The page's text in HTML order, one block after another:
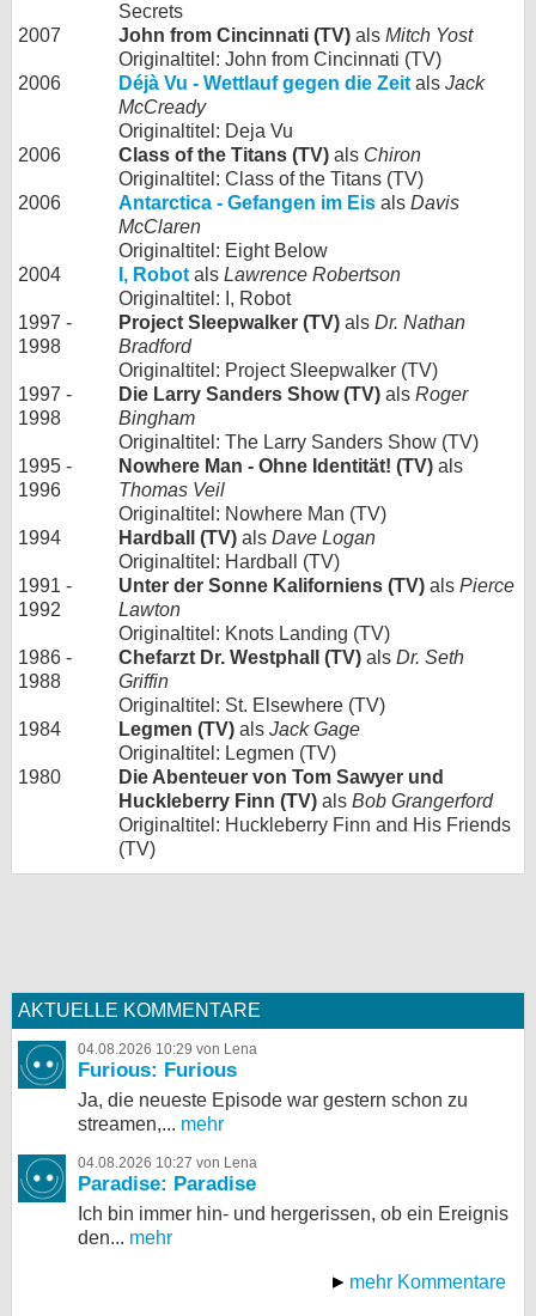
Secrets
2007
John from Cincinnati (TV) als Mitch Yost
Originaltitel: John from Cincinnati (TV)
2006
Déjà Vu - Wettlauf gegen die Zeit als Jack
McCready
Originaltitel: Deja Vu
2006
Class of the Titans (TV) als Chiron
Originaltitel: Class of the Titans (TV)
2006
Antarctica - Gefangen im Eis als Davis
McClaren
Originaltitel: Eight Below
2004
I, Robot als Lawrence Robertson
Originaltitel: I, Robot
1997 -
1998
Project Sleepwalker (TV) als Dr. Nathan
Bradford
Originaltitel: Project Sleepwalker (TV)
1997 -
1998
Die Larry Sanders Show (TV) als Roger
Bingham
Originaltitel: The Larry Sanders Show (TV)
1995 -
1996
Nowhere Man - Ohne Identität! (TV) als
Thomas Veil
Originaltitel: Nowhere Man (TV)
1994
Hardball (TV) als Dave Logan
Originaltitel: Hardball (TV)
1991 -
1992
Unter der Sonne Kaliforniens (TV) als Pierce
Lawton
Originaltitel: Knots Landing (TV)
1986 -
1988
Chefarzt Dr. Westphall (TV) als Dr. Seth
Griffin
Originaltitel: St. Elsewhere (TV)
1984
Legmen (TV) als Jack Gage
Originaltitel: Legmen (TV)
1980
Die Abenteuer von Tom Sawyer und
Huckleberry Finn (TV) als Bob Grangerford
Originaltitel: Huckleberry Finn and His Friends
(TV)
AKTUELLE KOMMENTARE
04.08.2026 10:29 von Lena
Furious: Furious
Ja, die neueste Episode war gestern schon zu
streamen,... mehr
04.08.2026 10:27 von Lena
Paradise: Paradise
Ich bin immer hin- und hergerissen, ob ein Ereignis
den... mehr
mehr Kommentare